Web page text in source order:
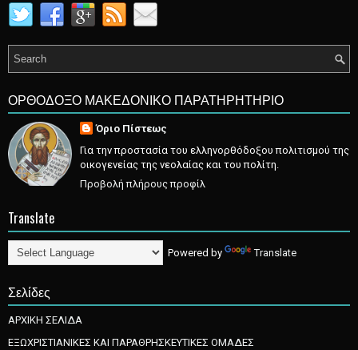
ΟΡΘΟΔΟΞΟ ΜΑΚΕΔΟΝΙΚΟ ΠΑΡΑΤΗΡΗΤΗΡΙΟ
Όριο Πίστεως
Για την προστασία του ελληνορθόδοξου πολιτισμού της
οικογενείας της νεολαίας και του πολίτη.
Προβολή πλήρους προφίλ
Translate
Powered by Translate
Σελίδες
ΑΡΧΙΚΗ ΣΕΛΙΔΑ
ΕΞΩΧΡΙΣΤΙΑΝΙΚΕΣ ΚΑΙ ΠΑΡΑΘΡΗΣΚΕΥΤΙΚΕΣ ΟΜΑΔΕΣ